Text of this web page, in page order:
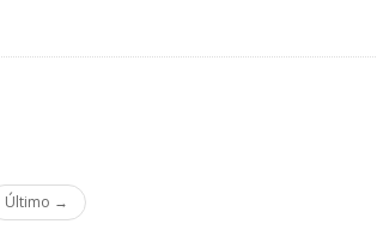
Último →